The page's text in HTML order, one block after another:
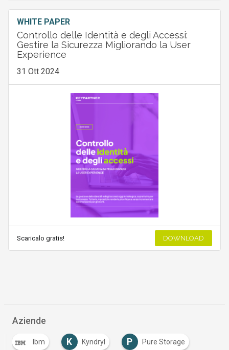
WHITE PAPER
Controllo delle Identità e degli Accessi:
Gestire la Sicurezza Migliorando la User
Experience
31 Ott 2024
Scaricalo gratis! DOWNLOAD
Aziende
Ibm K Kyndryl P Pure Storage